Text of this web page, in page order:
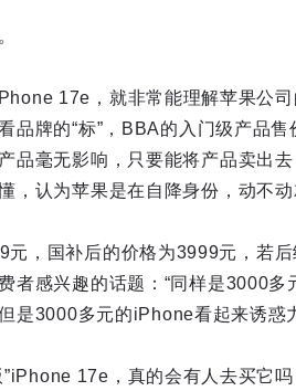
17e，就非常能理解苹果公
品牌的“标”，BBA的入门级产品
品毫无影响，只要能将产品卖出
，认为苹果是在自降身份，动不动
，国补后的价格为3999元，若
者感兴趣的话题：“同样是3000
是3000多元的iPhone看起来诱惑
”iPhone 17e，真的会有人去买它